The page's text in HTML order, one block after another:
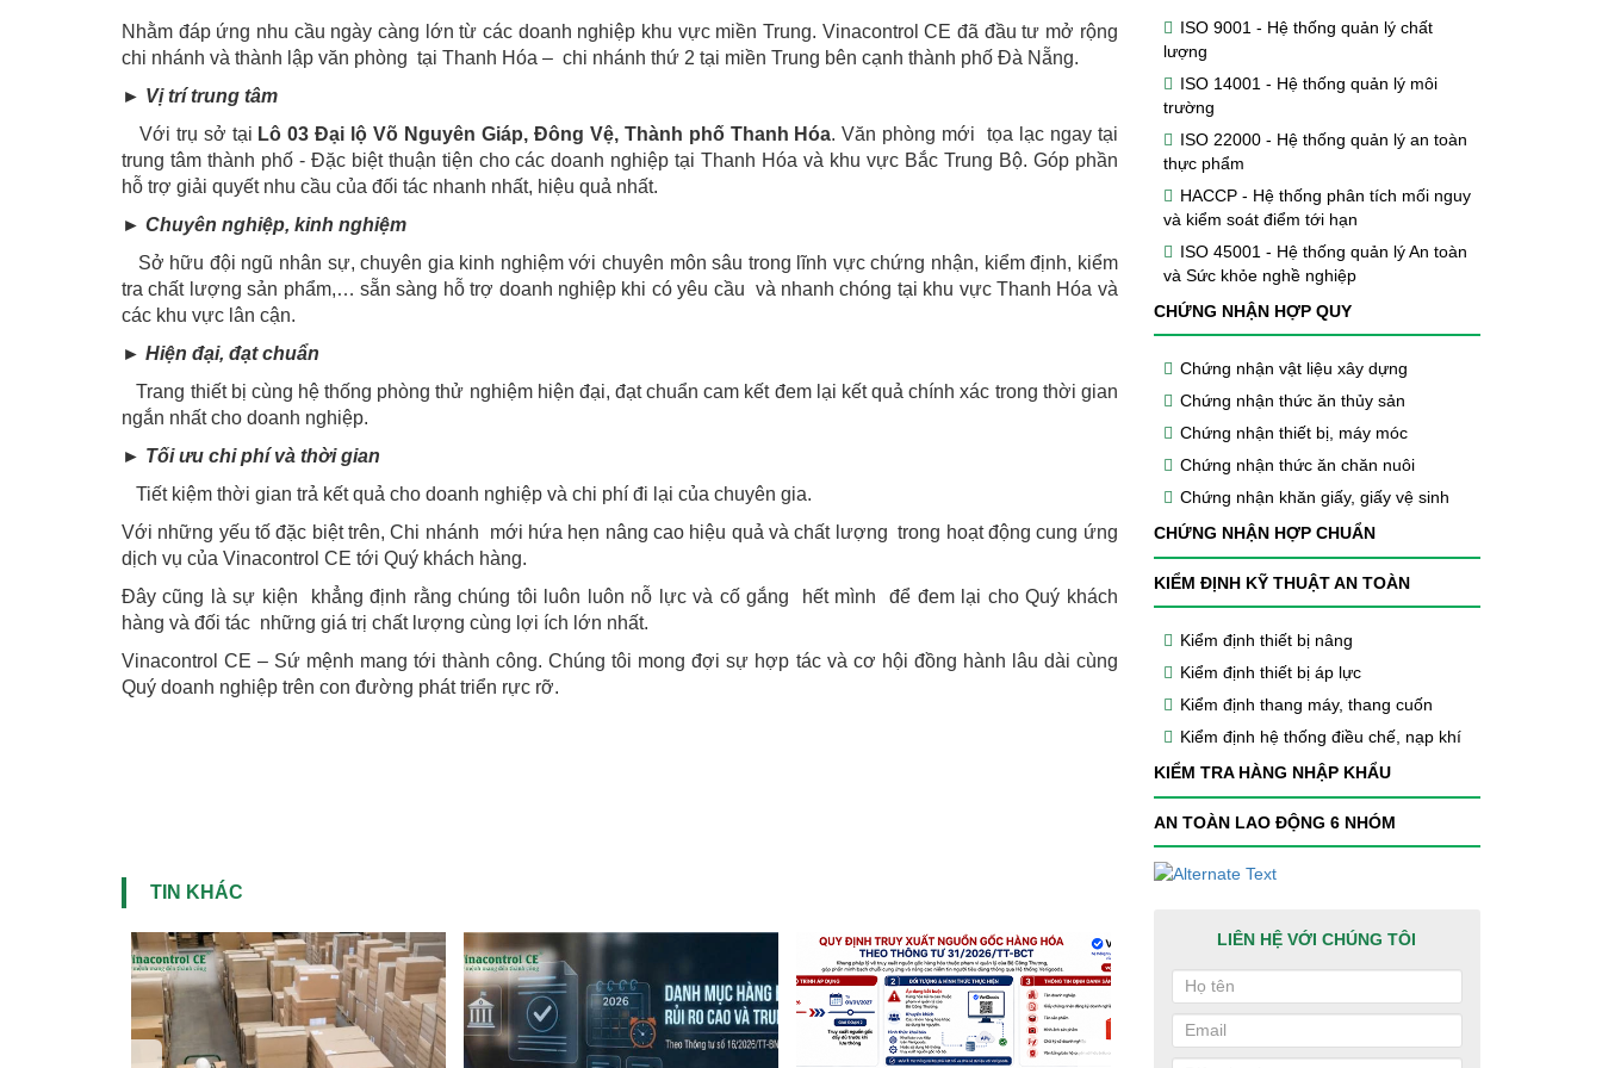
Nhằm đáp ứng nhu cầu ngày càng lớn từ các doanh nghiệp khu vực miền Trung. Vinacontrol CE đã đầu tư mở rộng
chi nhánh và thành lập văn phòng tại Thanh Hóa – chi nhánh thứ 2 tại miền Trung bên cạnh thành phố Đà Nẵng.
► Vị trí trung tâm
Với trụ sở tại Lô 03 Đại lộ Võ Nguyên Giáp, Đông Vệ, Thành phố Thanh Hóa. Văn phòng mới tọa lạc ngay tại
trung tâm thành phố - Đặc biệt thuận tiện cho các doanh nghiệp tại Thanh Hóa và khu vực Bắc Trung Bộ. Góp phần
hỗ trợ giải quyết nhu cầu của đối tác nhanh nhất, hiệu quả nhất.
► Chuyên nghiệp, kinh nghiệm
Sở hữu đội ngũ nhân sự, chuyên gia kinh nghiệm với chuyên môn sâu trong lĩnh vực chứng nhận, kiểm định, kiểm
tra chất lượng sản phẩm,… sẵn sàng hỗ trợ doanh nghiệp khi có yêu cầu và nhanh chóng tại khu vực Thanh Hóa và
các khu vực lân cận.
► Hiện đại, đạt chuẩn
Trang thiết bị cùng hệ thống phòng thử nghiệm hiện đại, đạt chuẩn cam kết đem lại kết quả chính xác trong thời gian
ngắn nhất cho doanh nghiệp.
► Tối ưu chi phí và thời gian
Tiết kiệm thời gian trả kết quả cho doanh nghiệp và chi phí đi lại của chuyên gia.
Với những yếu tố đặc biệt trên, Chi nhánh mới hứa hẹn nâng cao hiệu quả và chất lượng trong hoạt động cung ứng
dịch vụ của Vinacontrol CE tới Quý khách hàng.
Đây cũng là sự kiện khẳng định rằng chúng tôi luôn luôn nỗ lực và cố gắng hết mình để đem lại cho Quý khách
hàng và đối tác những giá trị chất lượng cùng lợi ích lớn nhất.
Vinacontrol CE – Sứ mệnh mang tới thành công. Chúng tôi mong đợi sự hợp tác và cơ hội đồng hành lâu dài cùng
Quý doanh nghiệp trên con đường phát triển rực rỡ.
TIN KHÁC
ISO 9001 - Hệ thống quản lý chất
lượng
ISO 14001 - Hệ thống quản lý môi
trường
ISO 22000 - Hệ thống quản lý an toàn
thực phẩm
HACCP - Hệ thống phân tích mối nguy
và kiểm soát điểm tới hạn
ISO 45001 - Hệ thống quản lý An toàn
và Sức khỏe nghề nghiệp
CHỨNG NHẬN HỢP QUY
Chứng nhận vật liệu xây dựng
Chứng nhận thức ăn thủy sản
Chứng nhận thiết bị, máy móc
Chứng nhận thức ăn chăn nuôi
Chứng nhận khăn giấy, giấy vệ sinh
CHỨNG NHẬN HỢP CHUẨN
KIỂM ĐỊNH KỸ THUẬT AN TOÀN
Kiểm định thiết bị nâng
Kiểm định thiết bị áp lực
Kiểm định thang máy, thang cuốn
Kiểm định hệ thống điều chế, nạp khí
KIỂM TRA HÀNG NHẬP KHẨU
AN TOÀN LAO ĐỘNG 6 NHÓM
LIÊN HỆ VỚI CHÚNG TÔI